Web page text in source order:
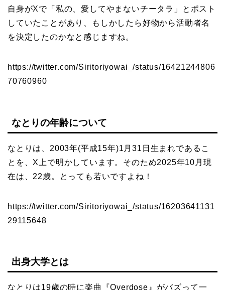
自身がXで「私の、愛してやまないチータラ」とポスト
していたことがあり、もしかしたら好物から活動者名
を決定したのかなと感じますね。
https://twitter.com/Siritoriyowai_/status/16421244806
70760960
なとりの年齢について
なとりは、2003年(平成15年)1月31日生まれであるこ
とを、X上で明かしています。そのため2025年10月現
在は、22歳。とっても若いですよね！
https://twitter.com/Siritoriyowai_/status/16203641131
29115648
出身大学とは
なとりは19歳の時に楽曲『Overdose』がバズって一